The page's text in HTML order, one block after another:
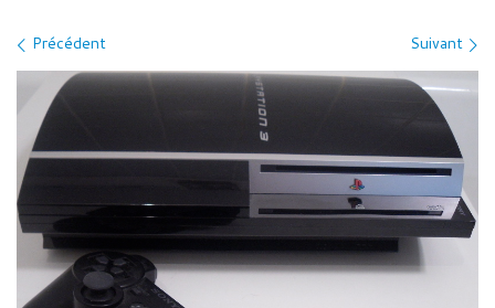
Navigation des images
Précédent Suivant